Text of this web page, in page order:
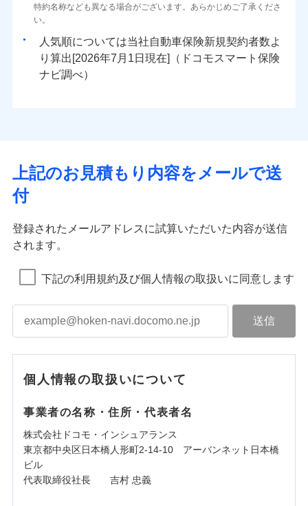
特約名称なども異なる場合がございます。あらかじめご了承くださ
い。
人気順については当社
新規契約者数よ
り算出[
年 月
日現在]（ドコモスマート保険
ナビ調べ）
上記のお見積もり内容をメールで送
付
登録されたメールアドレスに試算いただいた内容が送信
されます。
下記の利用規約及び個人情報の取扱いに同意します
個人情報の取扱いについて
事業者の名称・住所・代表者名
株式会社ドコモ・インシュアランス
東京都中央区日本橋人形町2-14-10 アーバンネット日本橋
ビル
代表取締役社長 吉村 忠義